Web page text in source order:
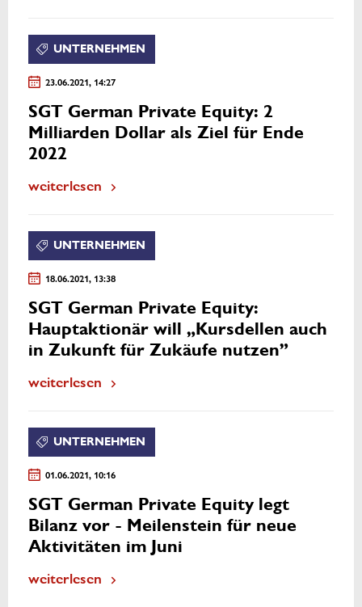
UNTERNEHMEN
23.06.2021, 14:27
SGT German Private Equity: 2
Milliarden Dollar als Ziel für Ende
2022
weiterlesen
UNTERNEHMEN
18.06.2021, 13:38
SGT German Private Equity:
Hauptaktionär will „Kursdellen auch
in Zukunft für Zukäufe nutzen”
weiterlesen
UNTERNEHMEN
01.06.2021, 10:16
SGT German Private Equity legt
Bilanz vor - Meilenstein für neue
Aktivitäten im Juni
weiterlesen